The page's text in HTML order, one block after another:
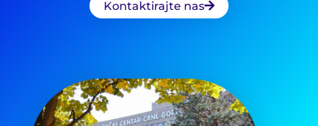
Kontaktirajte nas